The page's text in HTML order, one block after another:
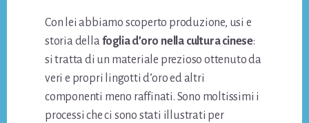
Con lei abbiamo scoperto produzione, usi e
storia dellafoglia d’oro nella cultura cinese:
si tratta di un materiale prezioso ottenuto da
veri e propri lingotti d’oro ed altri
componenti meno raffinati. Sono moltissimi i
processi che ci sono stati illustrati per